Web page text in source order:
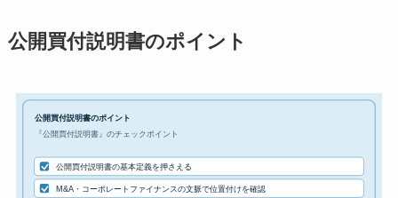
公開買付説明書のポイント
公開買付説明書のポイント
『公開買付説明書』のチェックポイント
公開買付説明書の基本定義を押さえる
M&A・コーポレートファイナンスの文脈で位置付けを確認